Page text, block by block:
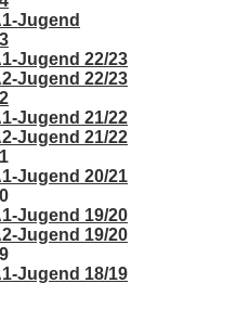
Jugend
Jugend 22/23
Jugend 22/23
Jugend 21/22
Jugend 21/22
Jugend 20/21
Jugend 19/20
Jugend 19/20
Jugend 18/19